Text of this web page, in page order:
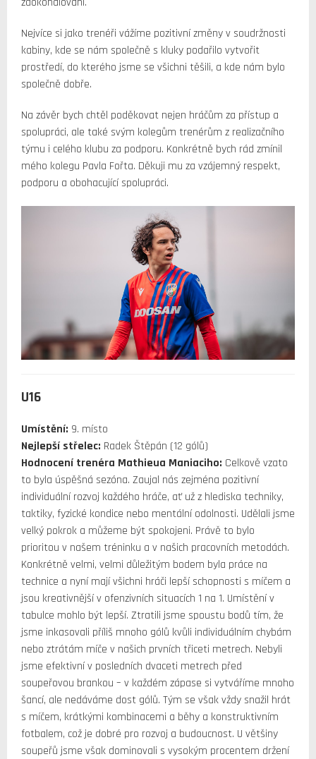
Nejvíce si jako trenéři vážíme pozitivní změny v soudržnosti
kabiny, kde se nám společně s kluky podařilo vytvořit
prostředí, do kterého jsme se všichni těšili, a kde nám bylo
společně dobře.
Na závěr bych chtěl poděkovat nejen hráčům za přístup a
spolupráci, ale také svým kolegům trenérům z realizačního
týmu i celého klubu za podporu. Konkrétně bych rád zmínil
mého kolegu Pavla Fořta. Děkuji mu za vzájemný respekt,
podporu a obohacující spolupráci.
U16
Umístění: 9. místo
Nejlepší střelec: Radek Štěpán (12 gólů)
Hodnocení trenéra Mathieua Maniaciho: Celkově vzato
to byla úspěšná sezóna. Zaujal nás zejména pozitivní
individuální rozvoj každého hráče, ať už z hlediska techniky,
taktiky, fyzické kondice nebo mentální odolnosti. Udělali jsme
velký pokrok a můžeme být spokojeni. Právě to bylo
prioritou v našem tréninku a v našich pracovních metodách.
Konkrétně velmi, velmi důležitým bodem byla práce na
technice a nyní mají všichni hráči lepší schopnosti s míčem a
jsou kreativnější v ofenzivních situacích 1 na 1. Umístění v
tabulce mohlo být lepší. Ztratili jsme spoustu bodů tím, že
jsme inkasovali příliš mnoho gólů kvůli individuálním chybám
nebo ztrátám míče v našich prvních třiceti metrech. Nebyli
jsme efektivní v posledních dvaceti metrech před
soupeřovou brankou – v každém zápase si vytváříme mnoho
šancí, ale nedáváme dost gólů. Tým se však vždy snažil hrát
s míčem, krátkými kombinacemi a běhy a konstruktivním
fotbalem, což je dobré pro rozvoj a budoucnost. U většiny
soupeřů jsme však dominovali s vysokým procentem držení